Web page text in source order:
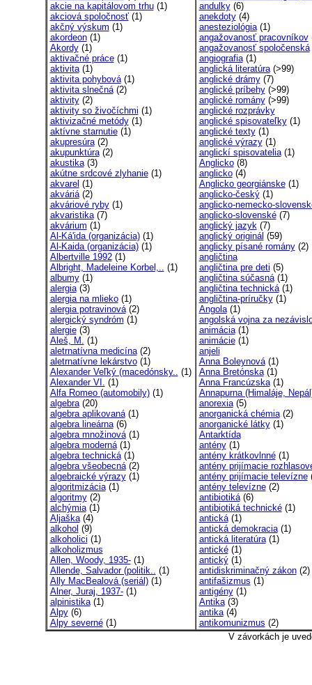
akcie na kapitálovom trhu(1)
akciová spoločnosť(1)
akčný výskum (1)
akordeon(1)
Akordy(1)
aktivačné práce(1)
aktivita(1)
aktivita pohybová(1)
aktivita slnečná(2)
aktivity(2)
aktivity so živočíchmi (1)
aktivizačné metódy(1)
aktívne starnutie(1)
akupresúra(2)
akupunktúra(2)
akustika(3)
akútne srdcové zlyhanie(1)
akvarel (1)
akváriá(2)
akváriové ryby(1)
akvaristika(7)
akvárium (1)
Al-Ká'ida (organizácia)(1)
Al-Kaida (organizácia)(1)
Albertville 1992(1)
Albright, Madeleine Korbel,.. (1)
albumy(1)
alergia(3)
alergia na mlieko(1)
alergia potravinová(2)
alergický syndróm (1)
alergie(3)
Aleš, M. (1)
aletrnatívna medicína(2)
aletrnatívne lekárstvo(1)
Alexander Veľký (macedónsky.. (1)
Alexander VI. (1)
Alfa Romeo (automobily)(1)
algebra(20)
algebra aplikovaná(1)
algebra lineárna(6)
algebra množinová(1)
algebra moderná(1)
algebra technická(1)
algebra všeobecná(2)
algebraické výrazy(1)
algoritmizácia(1)
algoritmy(2)
alchýmia(1)
Aljaška(4)
alkohol (9)
alkoholici (1)
alkoholizmus
Allen, Woody, 1935-(1)
Allende, Salvador (politik.. (1)
Ally MacBealová (seriál)(1)
Alner, Juraj, 1937-(1)
alpinistika(1)
Alpy(6)
Alpy severné(1)
andulky(6)
anekdoty(4)
anesteziológia(1)
angažovanosť pracovníkov
angažovanosť spoločenská
angiografia(1)
anglická literatúra(>99)
anglické drámy(7)
anglické príbehy(>99)
anglické romány(>99)
anglické rozprávky
anglické spisovateľky(1)
anglické texty(1)
anglické výrazy(1)
anglickí spisovatelia(1)
Anglicko(8)
anglicko(4)
Anglicko georgiánske(1)
anglicko-český(1)
anglicko-nemecko-
anglicko-slovenské(7)
anglický jazyk(7)
anglický originál (59)
anglicky písané romány(2)
angličtina
angličtina pre deti (5)
angličtina súčasná(1)
angličtina technická(1)
angličtina-príručky(1)
Angola(1)
angolská vojna za
animácia(1)
animácie(1)
anjeli
Anna Boleynová(1)
Anna Bretónska(1)
Anna Francúzska(1)
Annapurna (Himaláje,
anorexia(5)
anorganická chémia(2)
anorganické látky(1)
Antarktída
antény(1)
antény krátkovlnné(1)
antény prijímacie
antény prijímacie televízne
antény televízne(2)
antibiotiká(6)
antibiotiká technické(1)
antická(1)
antická demokracia(1)
antická literatúra(1)
antické(1)
antický(1)
antidiskriminačný zákon(2)
antifašizmus (1)
antigény(1)
Antika(3)
antika(4)
antikomunizmus (2)
V závorkách je